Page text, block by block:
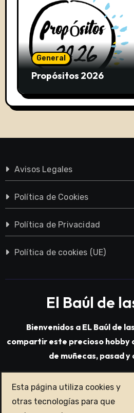
General
Propósitos 2026
Avisos Legales
Política de Cookies
Política de Privacidad
Política de cookies (UE)
El Baúl de
Bienvenidos a EL Baúl de
compartir este precioso hobby
de muñecas, pasad
Copyright © All rights
Esta página utiliza cookies y
otras tecnologías para que